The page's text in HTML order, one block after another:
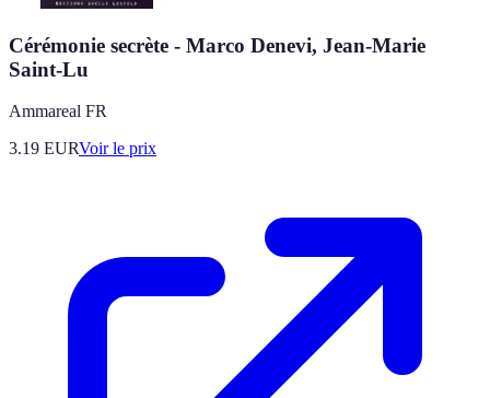
Cérémonie secrète - Marco Denevi, Jean-Marie
Saint-Lu
Ammareal FR
3.19 EURVoir le prix